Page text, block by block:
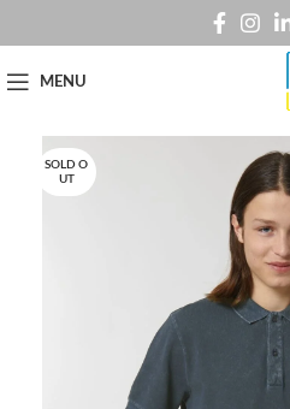
MENU
SOLD O
UT